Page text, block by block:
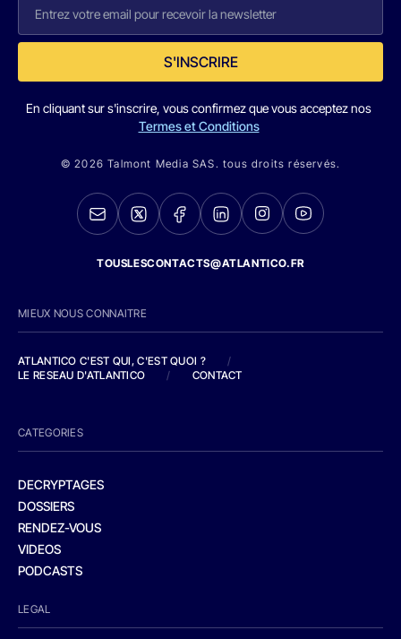
S'INSCRIRE
En cliquant sur s'inscrire, vous confirmez que vous acceptez nos
Termes et Conditions
© 2026 Talmont Media SAS. tous droits réservés.
TOUSLESCONTACTS@ATLANTICO.FR
MIEUX NOUS CONNAITRE
ATLANTICO C'EST QUI, C'EST QUOI ?
/
LE RESEAU D'ATLANTICO
/ CONTACT
CATEGORIES
DECRYPTAGES
DOSSIERS
RENDEZ-VOUS
VIDEOS
PODCASTS
LEGAL